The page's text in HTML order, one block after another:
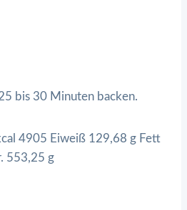
bis 30 Minuten backen.
4905 Eiweiß 129,68 g Fett
553,25 g